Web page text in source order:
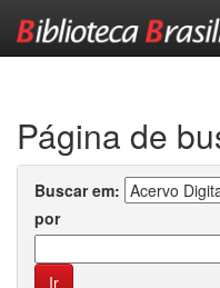
Página de
Buscar em:
por